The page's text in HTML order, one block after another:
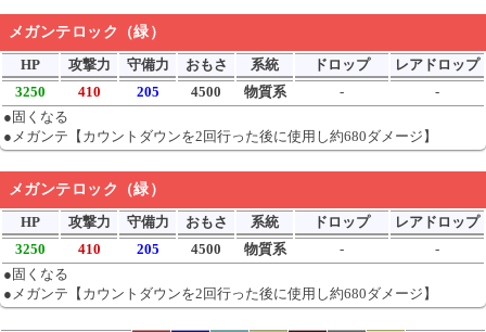
メガンテロック（緑）
HP
攻撃力 守備力 おもさ 系統 ドロップ
レアドロップ
3250
410 205 4500 物質系 -
-
●固くなる
●メガンテ【カウントダウンを2回行った後に使用し約680ダメージ】
メガンテロック（緑）
HP
攻撃力 守備力 おもさ 系統 ドロップ
レアドロップ
3250
410 205 4500 物質系 -
-
●固くなる
●メガンテ【カウントダウンを2回行った後に使用し約680ダメージ】